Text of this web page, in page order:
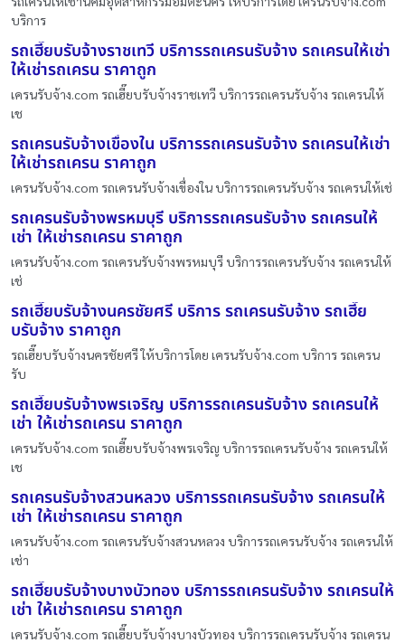
บริการ
รถเฮี๊ยบรับจ้างราชเทวี บริการรถเครนรับจ้าง รถเครนให้เช่า
ให้เช่ารถเครน ราคาถูก
เครนรับจ้าง.com รถเฮี๊ยบรับจ้างราชเทวี บริการรถเครนรับจ้าง รถเครนให้
เช
รถเครนรับจ้างเขื่องใน บริการรถเครนรับจ้าง รถเครนให้เช่า
ให้เช่ารถเครน ราคาถูก
เครนรับจ้าง.com รถเครนรับจ้างเขื่องใน บริการรถเครนรับจ้าง รถเครนให้เช่
รถเครนรับจ้างพรหมบุรี บริการรถเครนรับจ้าง รถเครนให้
เช่า ให้เช่ารถเครน ราคาถูก
เครนรับจ้าง.com รถเครนรับจ้างพรหมบุรี บริการรถเครนรับจ้าง รถเครนให้
เช่
รถเฮี๊ยบรับจ้างนครชัยศรี บริการ รถเครนรับจ้าง รถเฮี๊ย
บรับจ้าง ราคาถูก
รถเฮี๊ยบรับจ้างนครชัยศรี ให้บริการโดย เครนรับจ้าง.com บริการ รถเครน
รับ
รถเฮี๊ยบรับจ้างพรเจริญ บริการรถเครนรับจ้าง รถเครนให้
เช่า ให้เช่ารถเครน ราคาถูก
เครนรับจ้าง.com รถเฮี๊ยบรับจ้างพรเจริญ บริการรถเครนรับจ้าง รถเครนให้
เช
รถเครนรับจ้างสวนหลวง บริการรถเครนรับจ้าง รถเครนให้
เช่า ให้เช่ารถเครน ราคาถูก
เครนรับจ้าง.com รถเครนรับจ้างสวนหลวง บริการรถเครนรับจ้าง รถเครนให้
เช่า
รถเฮี๊ยบรับจ้างบางบัวทอง บริการรถเครนรับจ้าง รถเครนให้
เช่า ให้เช่ารถเครน ราคาถูก
เครนรับจ้าง.com รถเฮี๊ยบรับจ้างบางบัวทอง บริการรถเครนรับจ้าง รถเครน